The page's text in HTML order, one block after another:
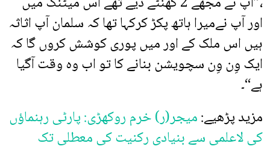
اور آپ نےمیرا ہاتھ پکڑ کرکہا تھا کہ سلمان آپ اثاثہ
ہیں اس ملک کے اور میں پوری کوشش کروں گا کہ
ایک وِن وِن سچویشن بنانے کا تو اب وہ وقت آگیا
ہے“۔
مزید پڑھیے:میجر(ر) خرم روکھڑی: پارٹی رہنماؤں
کی لاعلمی سے بنیادی رکنیت کی معطلی تک